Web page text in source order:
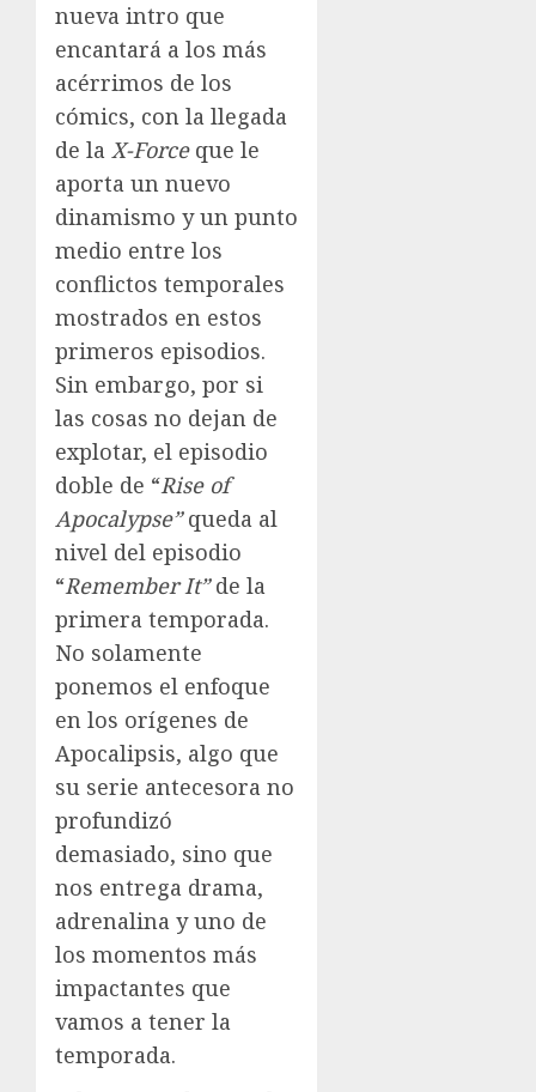
nueva intro que
encantará a los más
acérrimos de los
cómics, con la llegada
de la X-Forceque le
aporta un nuevo
dinamismo y un punto
medio entre los
conflictos temporales
mostrados en estos
primeros episodios.
Sin embargo, por si
las cosas no dejan de
explotar, el episodio
doble de “Rise of
Apocalypse”queda al
nivel del episodio
“Remember It”de la
primera temporada.
No solamente
ponemos el enfoque
en los orígenes de
Apocalipsis, algo que
su serie antecesora no
profundizó
demasiado, sino que
nos entrega drama,
adrenalina y uno de
los momentos más
impactantes que
vamos a tener la
temporada.